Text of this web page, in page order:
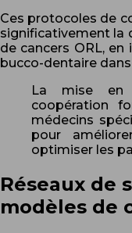
Ces protocoles de
significativement la
de cancers ORL,
bucco-dentaire
La mise en
coopération
médecins
pour
optimiser les
Réseaux de
modèles de